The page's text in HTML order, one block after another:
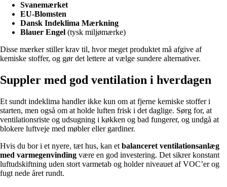
Svanemærket
EU-Blomsten
Dansk Indeklima Mærkning
Blauer Engel (tysk miljømærke)
Disse mærker stiller krav til, hvor meget produktet må afgive af
kemiske stoffer, og gør det lettere at vælge sundere alternativer.
Suppler med god ventilation i hverdagen
Et sundt indeklima handler ikke kun om at fjerne kemiske stoffer i
starten, men også om at holde luften frisk i det daglige. Sørg for, at
ventilationsriste og udsugning i køkken og bad fungerer, og undgå at
blokere luftveje med møbler eller gardiner.
Hvis du bor i et nyere, tæt hus, kan et balanceret ventilationsanlæg
med varmegenvinding være en god investering. Det sikrer konstant
luftudskiftning uden stort varmetab og holder niveauet af VOC’er og
fugt nede året rundt.